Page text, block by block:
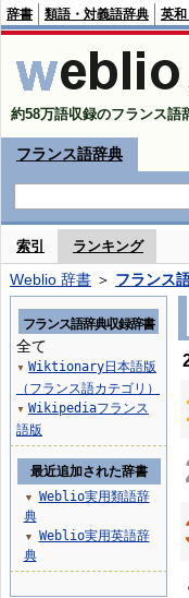
辞書 類語・対義語辞典 英和
約58万語収録のフランス語
フランス語辞典
索引 ランキング
Weblio 辞書 ＞ フランス
フランス語辞典収録辞書
全て
▼ Wiktionary日本語版
（フランス語カテゴリ）
▼ Wikipediaフランス
語版
最近追加された辞書
▼
Weblio実用類語辞
典
▼
Weblio実用英語辞
典